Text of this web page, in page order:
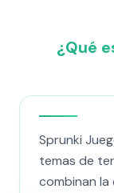
¿Qué
Sprunki
temas de
combinan la